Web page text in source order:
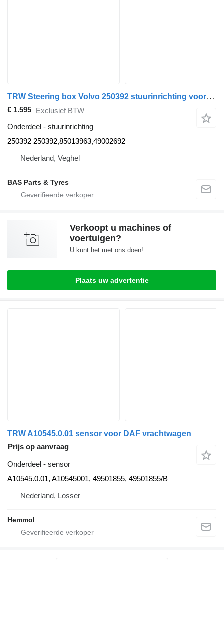
TRW Steering box Volvo 250392 stuurinrichting voor TRW vrachtwagen
€ 1.595 Exclusief BTW
Onderdeel - stuurinrichting
250392 250392,85013963,49002692
Nederland, Veghel
BAS Parts & Tyres
Verkoopt u machines of
voertuigen?
U kunt het met ons doen!
Plaats uw advertentie
TRW A10545.0.01 sensor voor DAF vrachtwagen
Prijs op aanvraag
Onderdeel - sensor
A10545.0.01, A10545001, 49501855, 49501855/B
Nederland, Losser
Hemmol